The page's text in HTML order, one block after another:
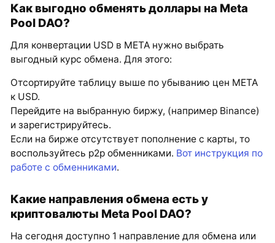
Как выгодно обменять доллары на Meta
Pool DAO?
Для конвертации USD в META нужно выбрать
выгодный курс обмена. Для этого:
Отсортируйте таблицу выше по убыванию цен META
к USD.
Перейдите на выбранную биржу, (например Binance)
и зарегистрируйтесь.
Если на бирже отсутствует пополнение с карты, то
воспользуйтесь p2p обменниками. Вот инструкция по
работе с обменниками.
Какие направления обмена есть у
криптовалюты Meta Pool DAO?
На сегодня доступно 1 направление для обмена или